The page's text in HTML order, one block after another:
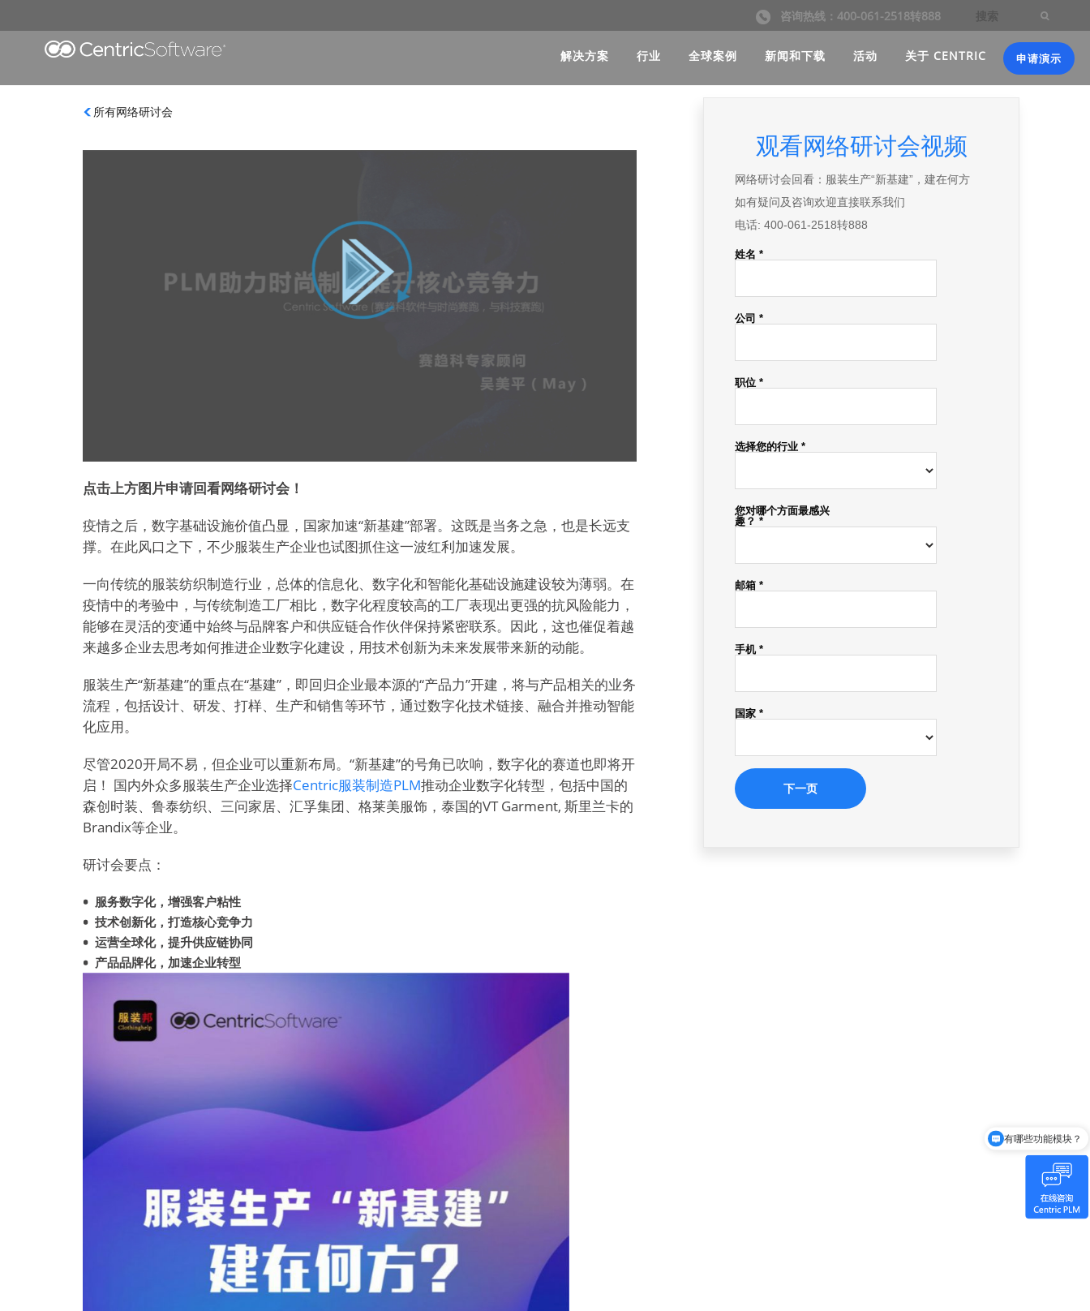
咨询热线：400-061-2518转888
解决方案 行业 全球案例 新闻和下载 活动 关于 CENTRIC 申请演示
所有网络研讨会
点击上方图片申请回看网络研讨会！
疫情之后，数字基础设施价值凸显，国家加速“新基建”部署。这既是当务之急，也是长远支
撑。在此风口之下，不少服装生产企业也试图抓住这一波红利加速发展。
一向传统的服装纺织制造行业，总体的信息化、数字化和智能化基础设施建设较为薄弱。在
疫情中的考验中，与传统制造工厂相比，数字化程度较高的工厂表现出更强的抗风险能力，
能够在灵活的变通中始终与品牌客户和供应链合作伙伴保持紧密联系。因此，这也催促着越
来越多企业去思考如何推进企业数字化建设，用技术创新为未来发展带来新的动能。
服装生产“新基建”的重点在“基建”，即回归企业最本源的“产品力”开建，将与产品相关的业务
流程，包括设计、研发、打样、生产和销售等环节，通过数字化技术链接、融合并推动智能
化应用。
尽管2020开局不易，但企业可以重新布局。“新基建”的号角已吹响，数字化的赛道也即将开
启！ 国内外众多服装生产企业选择Centric服装制造PLM推动企业数字化转型，包括中国的
森创时装、鲁泰纺织、三问家居、汇孚集团、格莱美服饰，泰国的VT Garment, 斯里兰卡的
Brandix等企业。
研讨会要点：
服务数字化，增强客户粘性
技术创新化，打造核心竞争力
运营全球化，提升供应链协同
产品品牌化，加速企业转型
观看网络研讨会视频
有哪些功能模块？